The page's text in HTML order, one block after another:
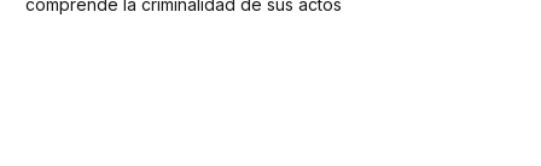
comprende la criminalidad de sus actos